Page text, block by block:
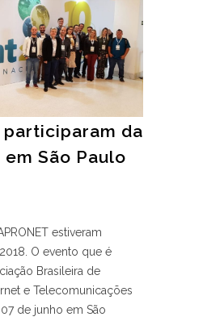
participaram da
São Paulo
estiveram
O evento que é
Brasileira de
e Telecomunicações
de junho em São